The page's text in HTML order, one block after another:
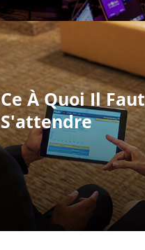
Ce À Quoi Il Faut
S'attendre